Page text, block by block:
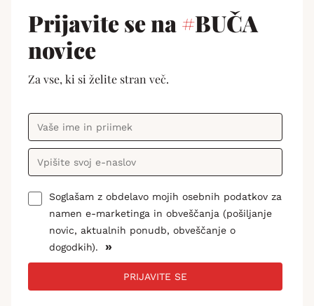
Prijavite se na#BUČA
novice
Za vse, ki si želite stran več.
Soglašam z obdelavo mojih osebnih podatkov za
namen e-marketinga in obveščanja (pošiljanje
novic, aktualnih ponudb, obveščanje o
dogodkih).
»
PRIJAVITE SE